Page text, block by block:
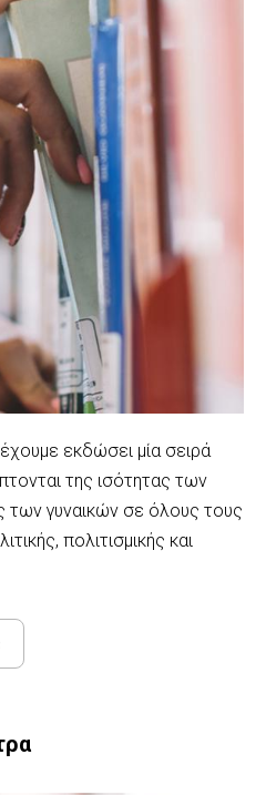
εκδώσει μία σειρά
της ισότητας των
γυναικών σε όλους τους
πολιτισμικής και